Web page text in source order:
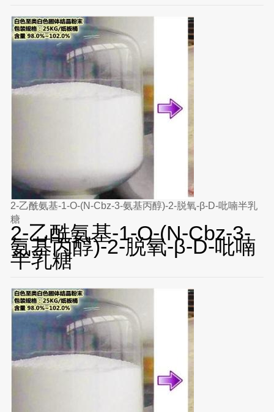
2-乙酰氨基-1-O-(N-Cbz-3-氨基丙醇)-2-脱氧-β-D-吡喃半乳
糖
2-乙酰氨基-1-O-(N-Cbz-3-
氨基丙醇)-2-脱氧-β-D-吡喃
半乳糖